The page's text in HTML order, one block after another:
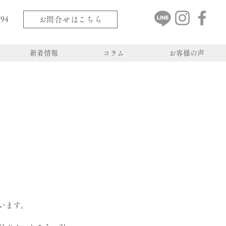
お問合せはこちら
新着情報 コラム お客様の声
ます。